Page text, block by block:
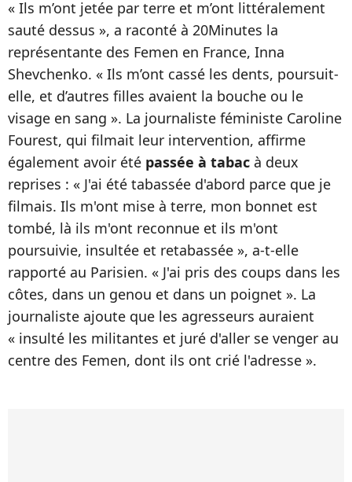
« Ils m’ont jetée par terre et m’ont littéralement
sauté dessus », a raconté à 20Minutes la
représentante des Femen en France, Inna
Shevchenko. « Ils m’ont cassé les dents, poursuit-
elle, et d’autres filles avaient la bouche ou le
visage en sang ». La journaliste féministe Caroline
Fourest, qui filmait leur intervention, affirme
également avoir été passée à tabac à deux
reprises : « J'ai été tabassée d'abord parce que je
filmais. Ils m'ont mise à terre, mon bonnet est
tombé, là ils m'ont reconnue et ils m'ont
poursuivie, insultée et retabassée », a-t-elle
rapporté au Parisien. « J'ai pris des coups dans les
côtes, dans un genou et dans un poignet ». La
journaliste ajoute que les agresseurs auraient
« insulté les militantes et juré d'aller se venger au
centre des Femen, dont ils ont crié l'adresse ».